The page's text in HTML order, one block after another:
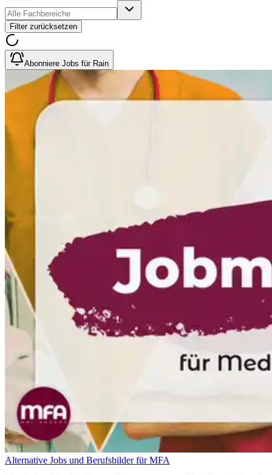
Filter zurücksetzen
Abonniere Jobs für Rain
Alternative Jobs und Berufsbilder für MFA